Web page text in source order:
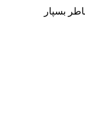
بسپار